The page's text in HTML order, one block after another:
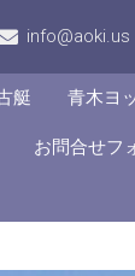
info@aoki.us
艇 青木ヨ
お問合せフ